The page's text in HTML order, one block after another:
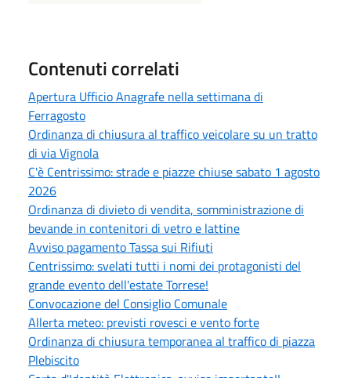
Contenuti correlati
Apertura Ufficio Anagrafe nella settimana di
Ferragosto
Ordinanza di chiusura al traffico veicolare su un tratto
di via Vignola
C'è Centrissimo: strade e piazze chiuse sabato 1 agosto
2026
Ordinanza di divieto di vendita, somministrazione di
bevande in contenitori di vetro e lattine
Avviso pagamento Tassa sui Rifiuti
Centrissimo: svelati tutti i nomi dei protagonisti del
grande evento dell'estate Torrese!
Convocazione del Consiglio Comunale
Allerta meteo: previsti rovesci e vento forte
Ordinanza di chiusura temporanea al traffico di piazza
Plebiscito